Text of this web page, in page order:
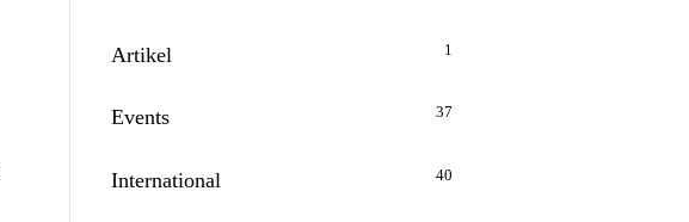
Artikel 1
Events 37
International 40